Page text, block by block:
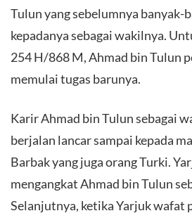
Tulun yang sebelumnya banyak-
kepadanya sebagai wakilnya.
254 H/868 M, Ahmad bin Tulun
memulai tugas barunya.
Karir Ahmad bin Tulun sebagai
berjalan lancar sampai kepada
Barbak yang juga orang Turki.
mengangkat Ahmad bin Tulun
Selanjutnya, ketika Yarjuk wafat